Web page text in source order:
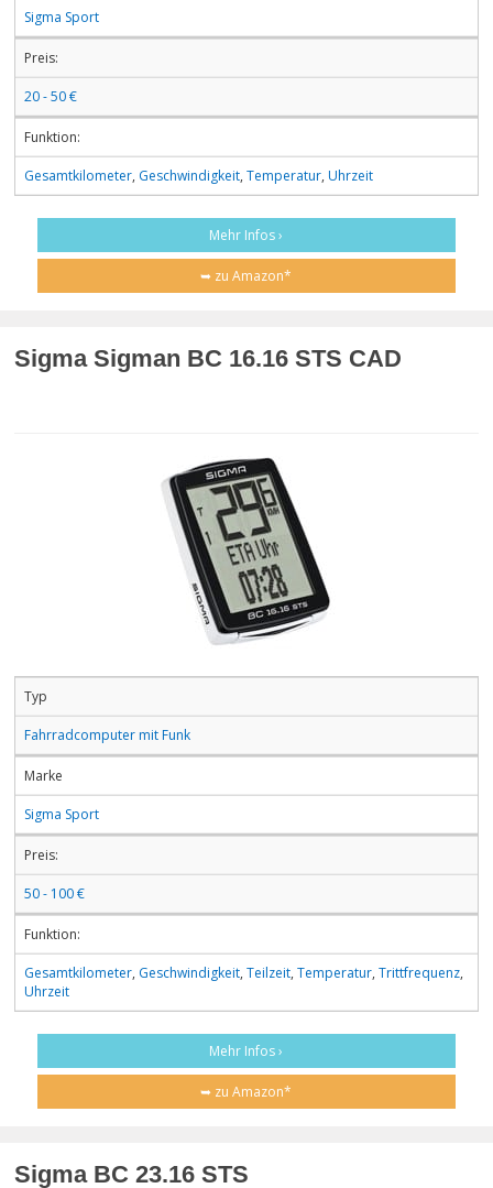
Sigma Sport
Preis:
20 - 50 €
Funktion:
Gesamtkilometer, Geschwindigkeit, Temperatur, Uhrzeit
Mehr Infos ›
➥ zu Amazon*
Sigma Sigman BC 16.16 STS CAD
Typ
Fahrradcomputer mit Funk
Marke
Sigma Sport
Preis:
50 - 100 €
Funktion:
Gesamtkilometer, Geschwindigkeit, Teilzeit, Temperatur, Trittfrequenz,
Uhrzeit
Mehr Infos ›
➥ zu Amazon*
Sigma BC 23.16 STS